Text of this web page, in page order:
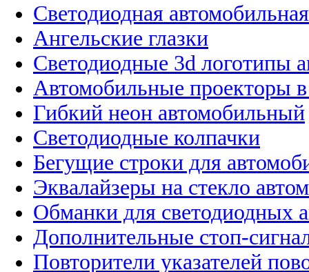
Светодиодная
Ангельские глазки
Светодиодные 3d логотипы
Автомобильные проекторы
Гибкий неон автомобильный
Светодиодные колпачки
Бегущие строки для
Эквалайзеры на стекло
Обманки для светодиодных
Дополнительные стоп-
Повторители указателей